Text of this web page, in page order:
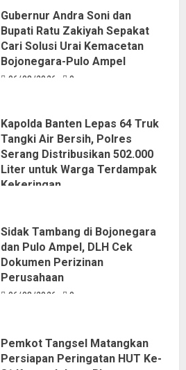
Gubernur Andra Soni dan
Bupati Ratu Zakiyah Sepakat
Cari Solusi Urai Kemacetan
Bojonegara-Pulo Ampel
06/08/2026 0
Kapolda Banten Lepas 64 Truk
Tangki Air Bersih, Polres
Serang Distribusikan 502.000
Liter untuk Warga Terdampak
Kekeringan
Sidak Tambang di Bojonegara
dan Pulo Ampel, DLH Cek
Dokumen Perizinan
Perusahaan
06/08/2026 0
Pemkot Tangsel Matangkan
Persiapan Peringatan HUT Ke-